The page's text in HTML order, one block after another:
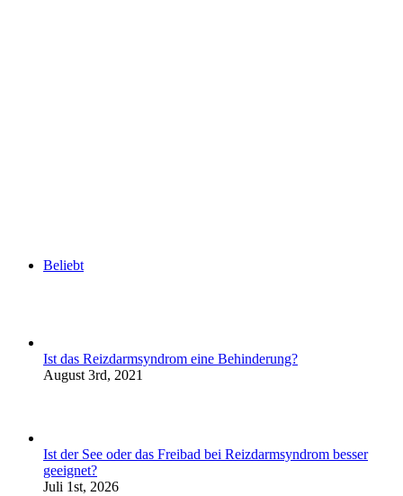
Beliebt
Ist das Reizdarmsyndrom eine Behinderung?
August 3rd, 2021
Ist der See oder das Freibad bei Reizdarmsyndrom besser
geeignet?
Juli 1st, 2026